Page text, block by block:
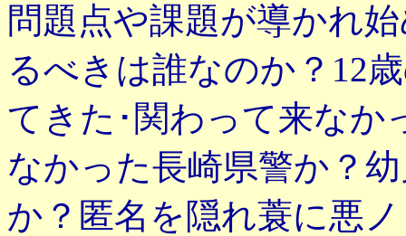
問題点や課題が導かれ
るべきは誰なのか？12
てきた･関わって来なか
なかった長崎県警か？
か？匿名を隠れ蓑に悪